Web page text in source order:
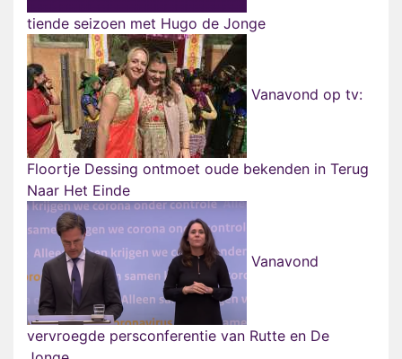
tiende seizoen met Hugo de Jonge
Vanavond op tv:
Floortje Dessing ontmoet oude bekenden in Terug
Naar Het Einde
Vanavond
vervroegde persconferentie van Rutte en De